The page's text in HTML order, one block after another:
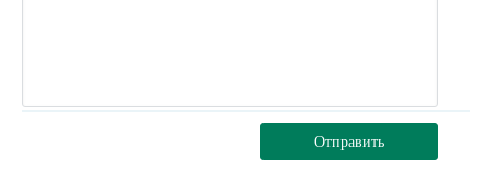
Отправить